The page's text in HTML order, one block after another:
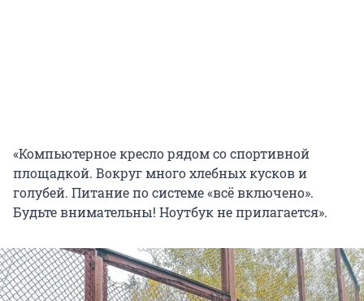
«Компьютерное кресло рядом со спортивной
площадкой. Вокруг много хлебных кусков и
голубей. Питание по системе «всё включено».
Будьте внимательны! Ноутбук не прилагается».